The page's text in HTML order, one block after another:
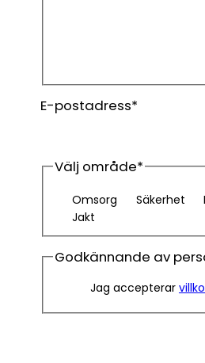
Efternamn
E-postadress*
Välj område*
Omsorg Säkerhet
Jakt
Godkännande av
Jag accepterar